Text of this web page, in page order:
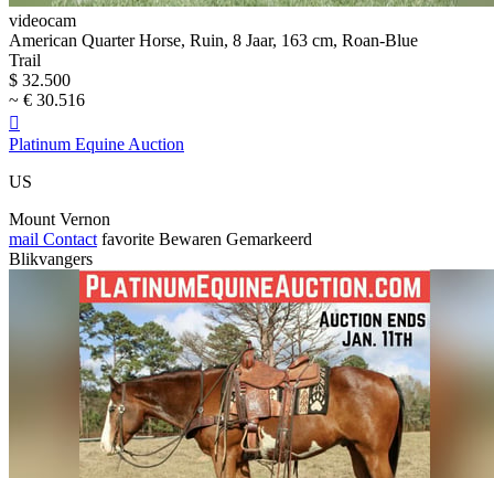
videocam
American Quarter Horse, Ruin, 8 Jaar, 163 cm, Roan-Blue
Trail
$ 32.500
~ € 30.516

Platinum Equine Auction
US
Mount Vernon
mail Contact favorite Bewaren Gemarkeerd
Blikvangers